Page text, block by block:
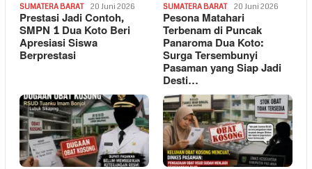
SUMATERA BARAT 20 Juni 2026
Prestasi Jadi Contoh,
SMPN 1 Dua Koto Beri
Apresiasi Siswa
Berprestasi
SUMATERA BARAT 20 Juni 2026
Pesona Matahari
Terbenam di Puncak
Panaroma Dua Koto:
Surga Tersembunyi
Pasaman yang Siap Jadi
Desti…